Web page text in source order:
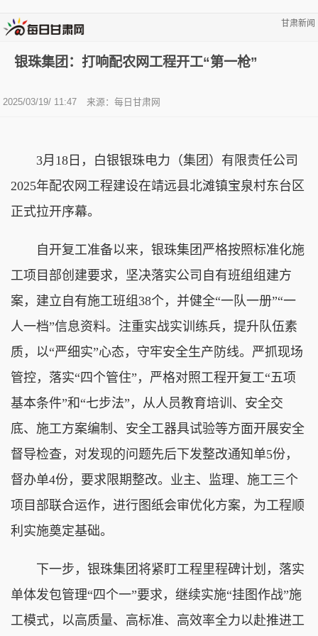
甘肃新闻
银珠集团：打响配农网工程开工“第一枪”
2025/03/19/ 11:47 来源： 每日甘肃网
3月18日，白银银珠电力（集团）有限责任公司
2025年配农网工程建设在靖远县北滩镇宝泉村东台区
正式拉开序幕。
自开复工准备以来，银珠集团严格按照标准化施
工项目部创建要求，坚决落实公司自有班组组建方
案，建立自有施工班组38个，并健全“一队一册”“一
人一档”信息资料。注重实战实训练兵，提升队伍素
质，以“严细实”心态，守牢安全生产防线。严抓现场
管控，落实“四个管住”，严格对照工程开复工“五项
基本条件”和“七步法”，从人员教育培训、安全交
底、施工方案编制、安全工器具试验等方面开展安全
督导检查，对发现的问题先后下发整改通知单5份，
督办单4份，要求限期整改。业主、监理、施工三个
项目部联合运作，进行图纸会审优化方案，为工程顺
利实施奠定基础。
下一步，银珠集团将紧盯工程里程碑计划，落实
单体发包管理“四个一”要求，继续实施“挂图作战”施
工模式，以高质量、高标准、高效率全力以赴推进工